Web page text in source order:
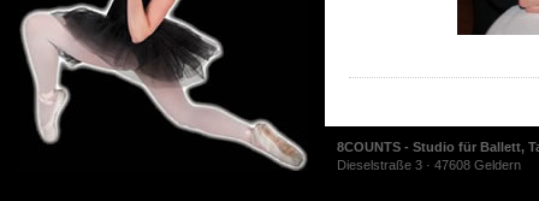
8COUNTS - Studio für Ballett,
Dieselstraße 3 · 47608 Geldern